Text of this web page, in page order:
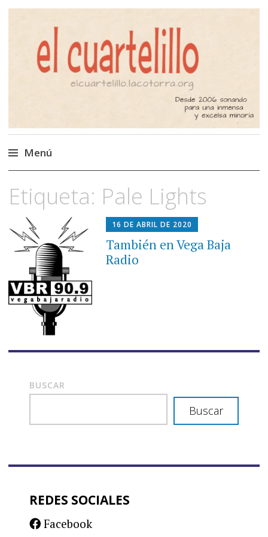
El Cuartelillo
Programa de radio de música
independiente. Podcast
Menú
al
contenido
Etiqueta: Pale Lights
16 DE ABRIL DE 2020
También en Vega Baja
Radio
BUSCAR
Buscar
REDES SOCIALES
Facebook